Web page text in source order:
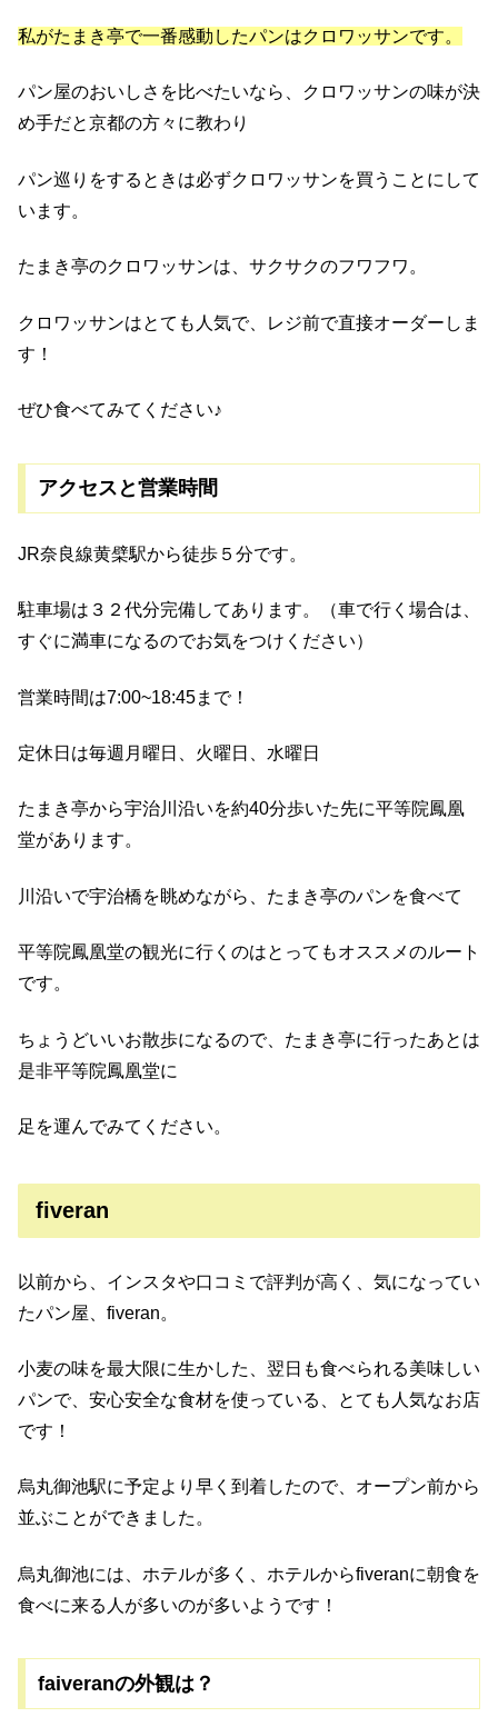
私がたまき亭で一番感動したパンはクロワッサンです。
パン屋のおいしさを比べたいなら、クロワッサンの味が決
め手だと京都の方々に教わり
パン巡りをするときは必ずクロワッサンを買うことにして
います。
たまき亭のクロワッサンは、サクサクのフワフワ。
クロワッサンはとても人気で、レジ前で直接オーダーしま
す！
ぜひ食べてみてください♪
アクセスと営業時間
JR奈良線黄檗駅から徒歩５分です。
駐車場は３２代分完備してあります。（車で行く場合は、
すぐに満車になるのでお気をつけください）
営業時間は7:00~18:45まで！
定休日は毎週月曜日、火曜日、水曜日
たまき亭から宇治川沿いを約40分歩いた先に平等院鳳凰
堂があります。
川沿いで宇治橋を眺めながら、たまき亭のパンを食べて
平等院鳳凰堂の観光に行くのはとってもオススメのルート
です。
ちょうどいいお散歩になるので、たまき亭に行ったあとは
是非平等院鳳凰堂に
足を運んでみてください。
fiveran
以前から、インスタや口コミで評判が高く、気になってい
たパン屋、fiveran。
小麦の味を最大限に生かした、翌日も食べられる美味しい
パンで、安心安全な食材を使っている、とても人気なお店
です！
烏丸御池駅に予定より早く到着したので、オープン前から
並ぶことができました。
烏丸御池には、ホテルが多く、ホテルからfiveranに朝食を
食べに来る人が多いのが多いようです！
faiveranの外観は？